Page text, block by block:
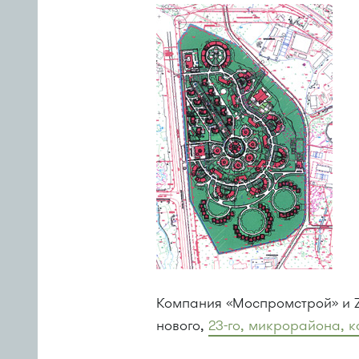
Компания «Моспромстрой» и
нового, 23-го, микрорайона,